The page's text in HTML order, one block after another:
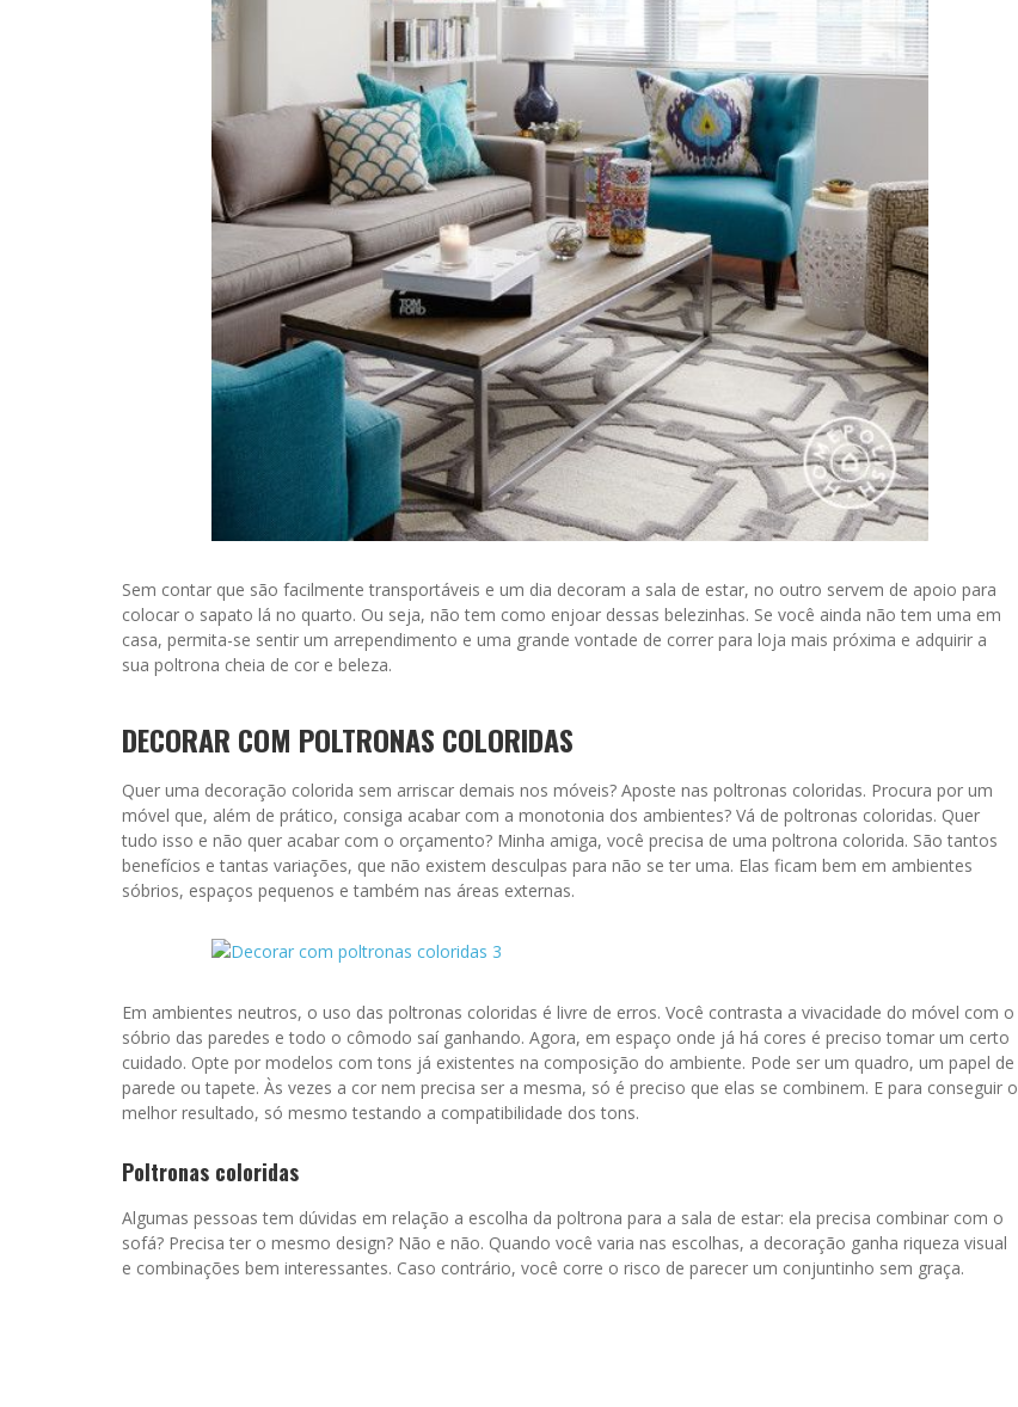
Sem contar que são facilmente transportáveis e um dia decoram a sala de estar, no outro servem de apoio para
colocar o sapato lá no quarto. Ou seja, não tem como enjoar dessas belezinhas. Se você ainda não tem uma em
casa, permita-se sentir um arrependimento e uma grande vontade de correr para loja mais próxima e adquirir a
sua poltrona cheia de cor e beleza.
DECORAR COM POLTRONAS COLORIDAS
Quer uma decoração colorida sem arriscar demais nos móveis? Aposte nas poltronas coloridas. Procura por um
móvel que, além de prático, consiga acabar com a monotonia dos ambientes? Vá de poltronas coloridas. Quer
tudo isso e não quer acabar com o orçamento? Minha amiga, você precisa de uma poltrona colorida. São tantos
benefícios e tantas variações, que não existem desculpas para não se ter uma. Elas ficam bem em ambientes
sóbrios, espaços pequenos e também nas áreas externas.
Em ambientes neutros, o uso das poltronas coloridas é livre de erros. Você contrasta a vivacidade do móvel com o
sóbrio das paredes e todo o cômodo saí ganhando. Agora, em espaço onde já há cores é preciso tomar um certo
cuidado. Opte por modelos com tons já existentes na composição do ambiente. Pode ser um quadro, um papel de
parede ou tapete. Às vezes a cor nem precisa ser a mesma, só é preciso que elas se combinem. E para conseguir o
melhor resultado, só mesmo testando a compatibilidade dos tons.
Poltronas coloridas
Algumas pessoas tem dúvidas em relação a escolha da poltrona para a sala de estar: ela precisa combinar com o
sofá? Precisa ter o mesmo design? Não e não. Quando você varia nas escolhas, a decoração ganha riqueza visual
e combinações bem interessantes. Caso contrário, você corre o risco de parecer um conjuntinho sem graça.